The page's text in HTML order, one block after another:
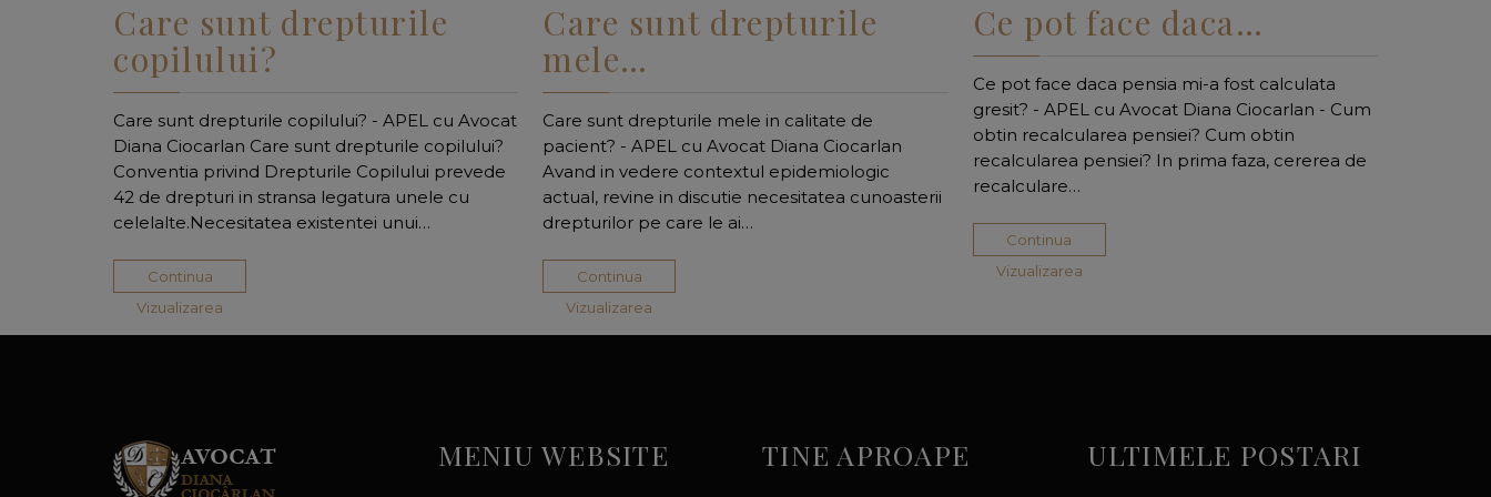
Care sunt drepturile
copilului?
Care sunt drepturile copilului? - APEL cu Avocat
Diana Ciocarlan Care sunt drepturile copilului?
Conventia privind Drepturile Copilului prevede
42 de drepturi in stransa legatura unele cu
celelalte.Necesitatea existentei unui…
Continua
Vizualizarea
Care sunt drepturile
mele…
Care sunt drepturile mele in calitate de
pacient? - APEL cu Avocat Diana Ciocarlan
Avand in vedere contextul epidemiologic
actual, revine in discutie necesitatea cunoasterii
drepturilor pe care le ai…
Continua
Vizualizarea
Ce pot face daca…
Ce pot face daca pensia mi-a fost calculata
gresit? - APEL cu Avocat Diana Ciocarlan - Cum
obtin recalcularea pensiei? Cum obtin
recalcularea pensiei? In prima faza, cererea de
recalculare…
Continua
Vizualizarea
MENIU WEBSITE TINE APROAPE ULTIMELE POSTARI